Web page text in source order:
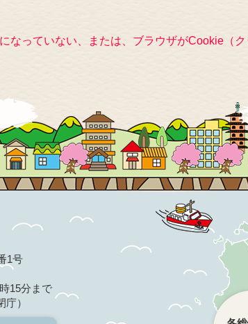
なっていない、または、ブラウザがCookie（
1号
15分まで
）